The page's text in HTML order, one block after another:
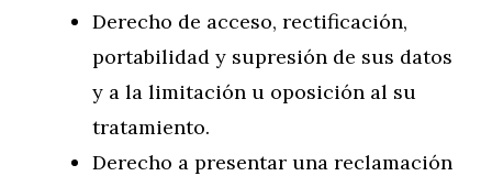
Derecho de acceso, rectificación,
portabilidad y supresión de sus datos
y a la limitación u oposición al su
tratamiento.
Derecho a presentar una reclamación